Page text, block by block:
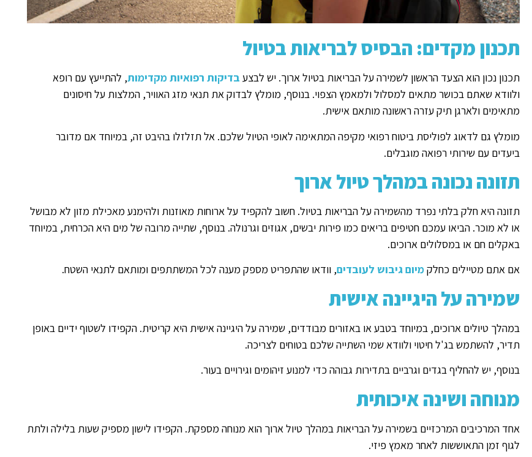
תכנון מקדים: הבסיס לבריאות בטיול
תכנון נכון הוא הצעד הראשון לשמירה על הבריאות בטיול ארוך. יש לבצע בדיקות רפואיות מקדימות, להתייעץ עם רופא
ולוודא שאתם בכושר מתאים למסלול ולמאמץ הצפוי. בנוסף, מומלץ לבדוק את תנאי מזג האוויר, המלצות על חיסונים
מתאימים ולארגן תיק עזרה ראשונה מותאם אישית.
מומלץ גם לדאוג לפוליסת ביטוח רפואי מקיפה המתאימה לאופי הטיול שלכם. אל תזלזלו בהיבט זה, במיוחד אם מדובר
ביעדים עם שירותי רפואה מוגבלים.
תזונה נכונה במהלך טיול ארוך
תזונה היא חלק בלתי נפרד מהשמירה על הבריאות בטיול. חשוב להקפיד על ארוחות מאוזנות ולהימנע מאכילת מזון לא מבושל
או לא מוכר. הביאו עמכם חטיפים בריאים כמו פירות יבשים, אגוזים וגרנולה. בנוסף, שתייה מרובה של מים היא הכרחית, במיוחד
באקלים חם או במסלולים ארוכים.
אם אתם מטיילים כחלקמיום גיבוש לעובדים, וודאו שהתפריט מספק מענה לכל המשתתפים ומותאם לתנאי השטח.
שמירה על היגיינה אישית
במהלך טיולים ארוכים, במיוחד בטבע או באזורים מבודדים, שמירה על היגיינה אישית היא קריטית. הקפידו לשטוף ידיים באופן
תדיר, להשתמש בג'ל חיטוי ולוודא שמי השתייה שלכם בטוחים לצריכה.
בנוסף, יש להחליף בגדים וגרביים בתדירות גבוהה כדי למנוע זיהומים וגירויים בעור.
מנוחה ושינה איכותית
אחד המרכיבים המרכזיים בשמירה על הבריאות במהלך טיול ארוך הוא מנוחה מספקת. הקפידו לישון מספיק שעות בלילה ולתת
לגוף זמן התאוששות לאחר מאמץ פיזי.